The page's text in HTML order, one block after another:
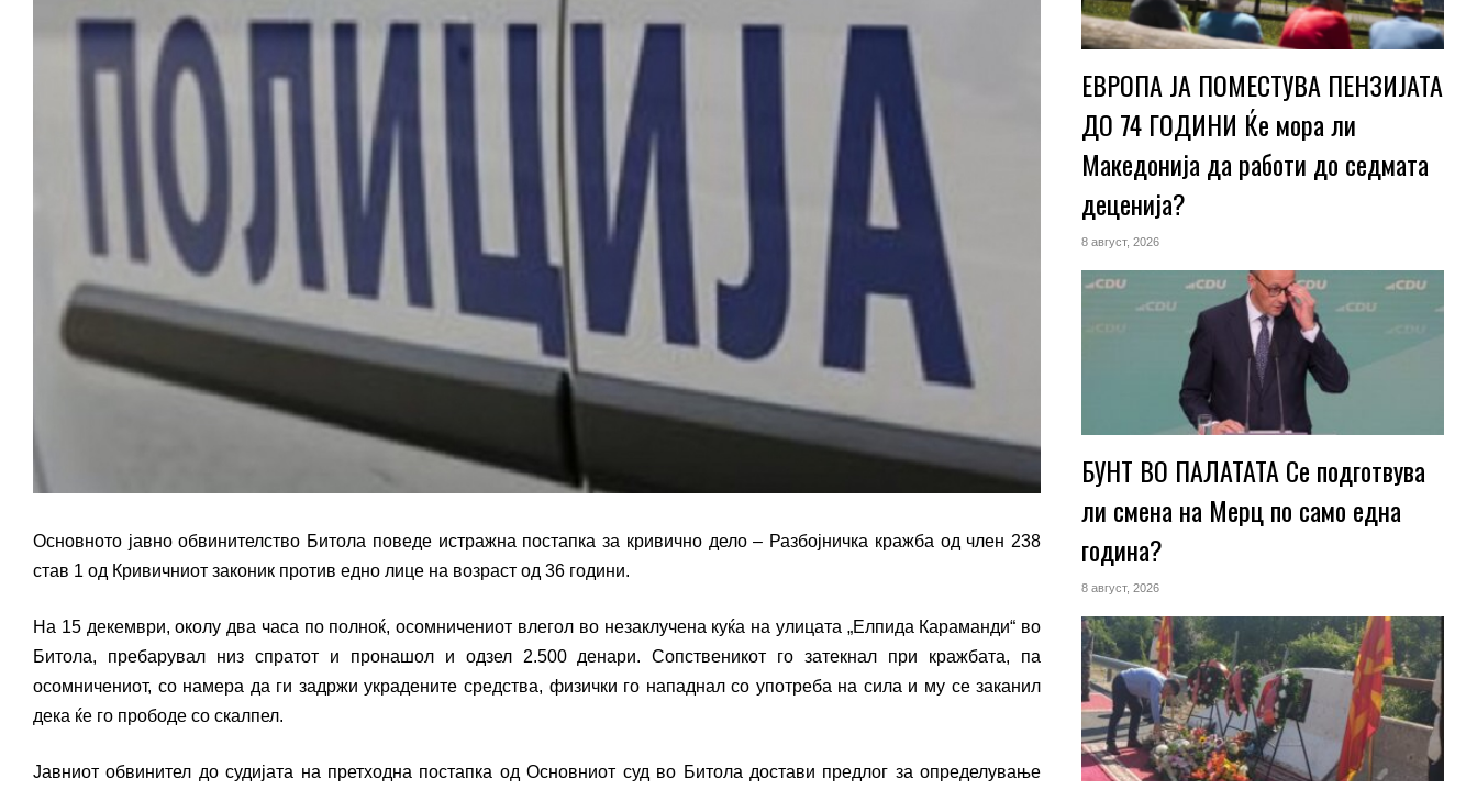
Основното јавно обвинителство Битола поведе истражна постапка за кривично дело – Разбојничка кражба од член 238
став 1 од Кривичниот законик против едно лице на возраст од 36 години.
На 15 декември, околу два часа по полноќ, осомничениот влегол во незаклучена куќа на улицата „Елпида Караманди“ во
Битола, пребарувал низ спратот и пронашол и одзел 2.500 денари. Сопственикот го затекнал при кражбата, па
осомничениот, со намера да ги задржи украдените средства, физички го нападнал со употреба на сила и му се заканил
дека ќе го прободе со скалпел.
Јавниот обвинител до судијата на претходна постапка од Основниот суд во Битола достави предлог за определување
ЕВРОПА ЈА ПОМЕСТУВА ПЕНЗИЈАТА
ДО 74 ГОДИНИ Ќе мора ли
Македонија да работи до седмата
деценија?
8 август, 2026
БУНТ ВО ПАЛАТАТА Се подготвува
ли смена на Мерц по само една
година?
8 август, 2026